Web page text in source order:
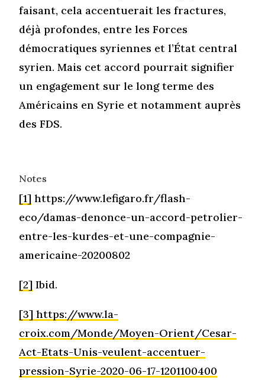
faisant, cela accentuerait les fractures,
déjà profondes, entre les Forces
démocratiques syriennes et l’État central
syrien. Mais cet accord pourrait signifier
un engagement sur le long terme des
Américains en Syrie et notamment auprès
des FDS.
Notes
[1] https://www.lefigaro.fr/flash-
eco/damas-denonce-un-accord-petrolier-
entre-les-kurdes-et-une-compagnie-
americaine-20200802
[2] Ibid.
[3] https://www.la-
croix.com/Monde/Moyen-Orient/Cesar-
Act-Etats-Unis-veulent-accentuer-
pression-Syrie-2020-06-17-1201100400